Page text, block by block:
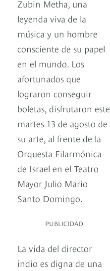
Zubin Metha, una
leyenda viva de la
música y un hombre
consciente de su papel
en el mundo. Los
afortunados que
lograron conseguir
boletas, disfrutaron este
martes 13 de agosto de
su arte, al frente de la
Orquesta Filarmónica
de Israel en el Teatro
Mayor Julio Mario
Santo Domingo.
PUBLICIDAD
La vida del director
indio es digna de una